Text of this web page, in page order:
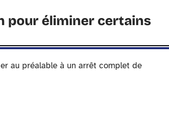
pour éliminer certains
au préalable à un arrêt complet de